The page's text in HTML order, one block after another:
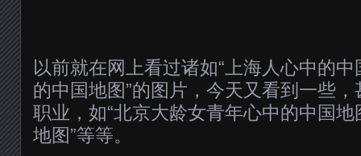
以前就在网上看过诸如“上海人心中的中
的中国地图”的图片，今天又看到一些
职业，如“北京大龄女青年心中的中国地
地图”等等。